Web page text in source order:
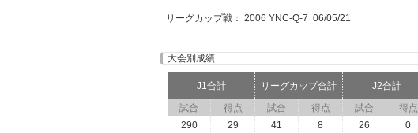
リーグカップ戦： 2006 YNC-Q-7 06/05/21
大会別成績
J1合計 リーグカップ合計 J2合計
試合
得点 試合 得点 試合 得点
290
29 41 8 26 0